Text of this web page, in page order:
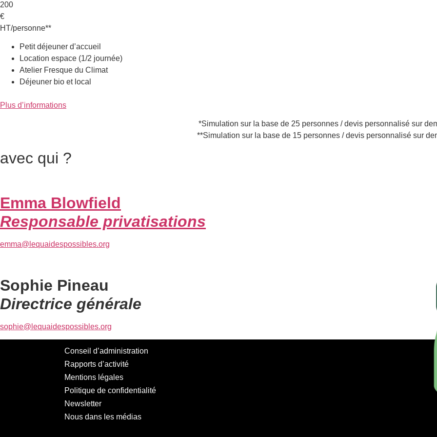
200
€
HT/personne**
Petit déjeuner d’accueil
Location espace (1/2 journée)
Atelier Fresque du Climat
Déjeuner bio et local
Plus d’informations
*Simulation sur la base de 25 personnes / devis personnalisé sur
**Simulation sur la base de 15 personnes / devis personnalisé sur
avec qui ?
Emma Blowfield
Responsable privatisations
emma@lequaidespossibles.org
Sophie Pineau
Directrice générale
sophie@lequaidespossibles.org
Conseil d’administration
Rapports d’activité
Mentions légales
Politique de confidentialité
Newsletter
Nous dans les médias